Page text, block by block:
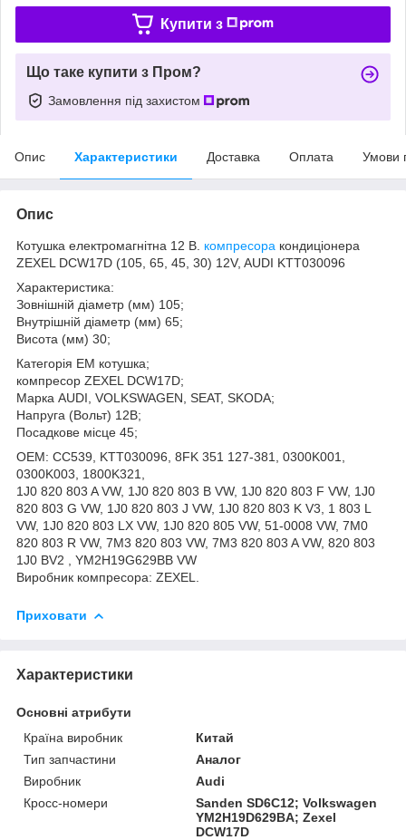
Купити з
Що таке купити з Пром?
Замовлення під захистом
Опис Характеристики Доставка Оплата Умови
Опис
Котушка електромагнітна 12 В. компресора кондиціонера
ZEXEL DCW17D (105, 65, 45, 30) 12V, AUDI KTT030096
Характеристика:
Зовнішній діаметр (мм) 105;
Внутрішній діаметр (мм) 65;
Висота (мм) 30;
Категорія ЕМ котушка;
компресор ZEXEL DCW17D;
Марка AUDI, VOLKSWAGEN, SEAT, SKODA;
Напруга (Вольт) 12В;
Посадкове місце 45;
ОЕМ: CC539, KTT030096, 8FK 351 127-381, 0300K001,
0300K003, 1800K321,
1J0 820 803 A VW, 1J0 820 803 B VW, 1J0 820 803 F VW, 1J0
820 803 G VW, 1J0 820 803 J VW, 1J0 820 803 K V3, 1 803 L
VW, 1J0 820 803 LX VW, 1J0 820 805 VW, 51-0008 VW, 7M0
820 803 R VW, 7M3 820 803 VW, 7M3 820 803 A VW, 820 803
1J0 BV2 , YM2H19G629BB VW
Виробник компресора: ZEXEL.
Приховати
Характеристики
Основні атрибути
Країна виробник
Китай
Тип запчастини
Аналог
Виробник
Audi
Кросс-номери
Sanden SD6C12; Volkswagen
YM2H19D629BA; Zexel
DCW17D